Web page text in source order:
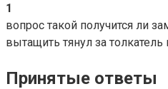
1
вопрос такой получится ли
вытащить тянул за толкатель
Принятые ответы